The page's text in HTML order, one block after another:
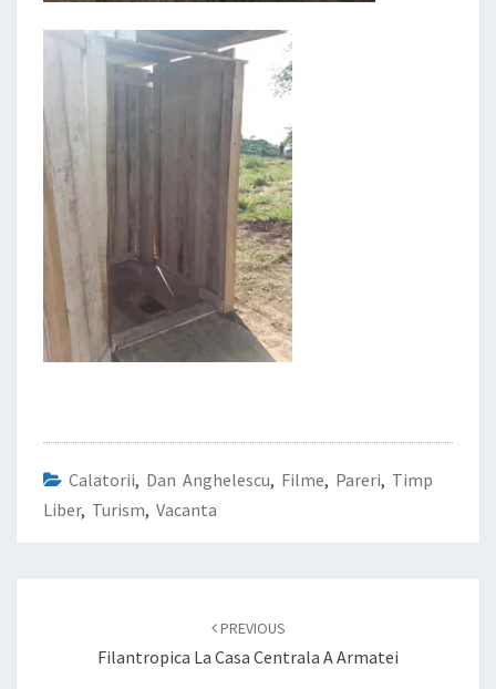
Calatorii, Dan Anghelescu, Filme, Pareri, Timp
Liber, Turism, Vacanta
PREVIOUS
Filantropica La Casa Centrala A Armatei